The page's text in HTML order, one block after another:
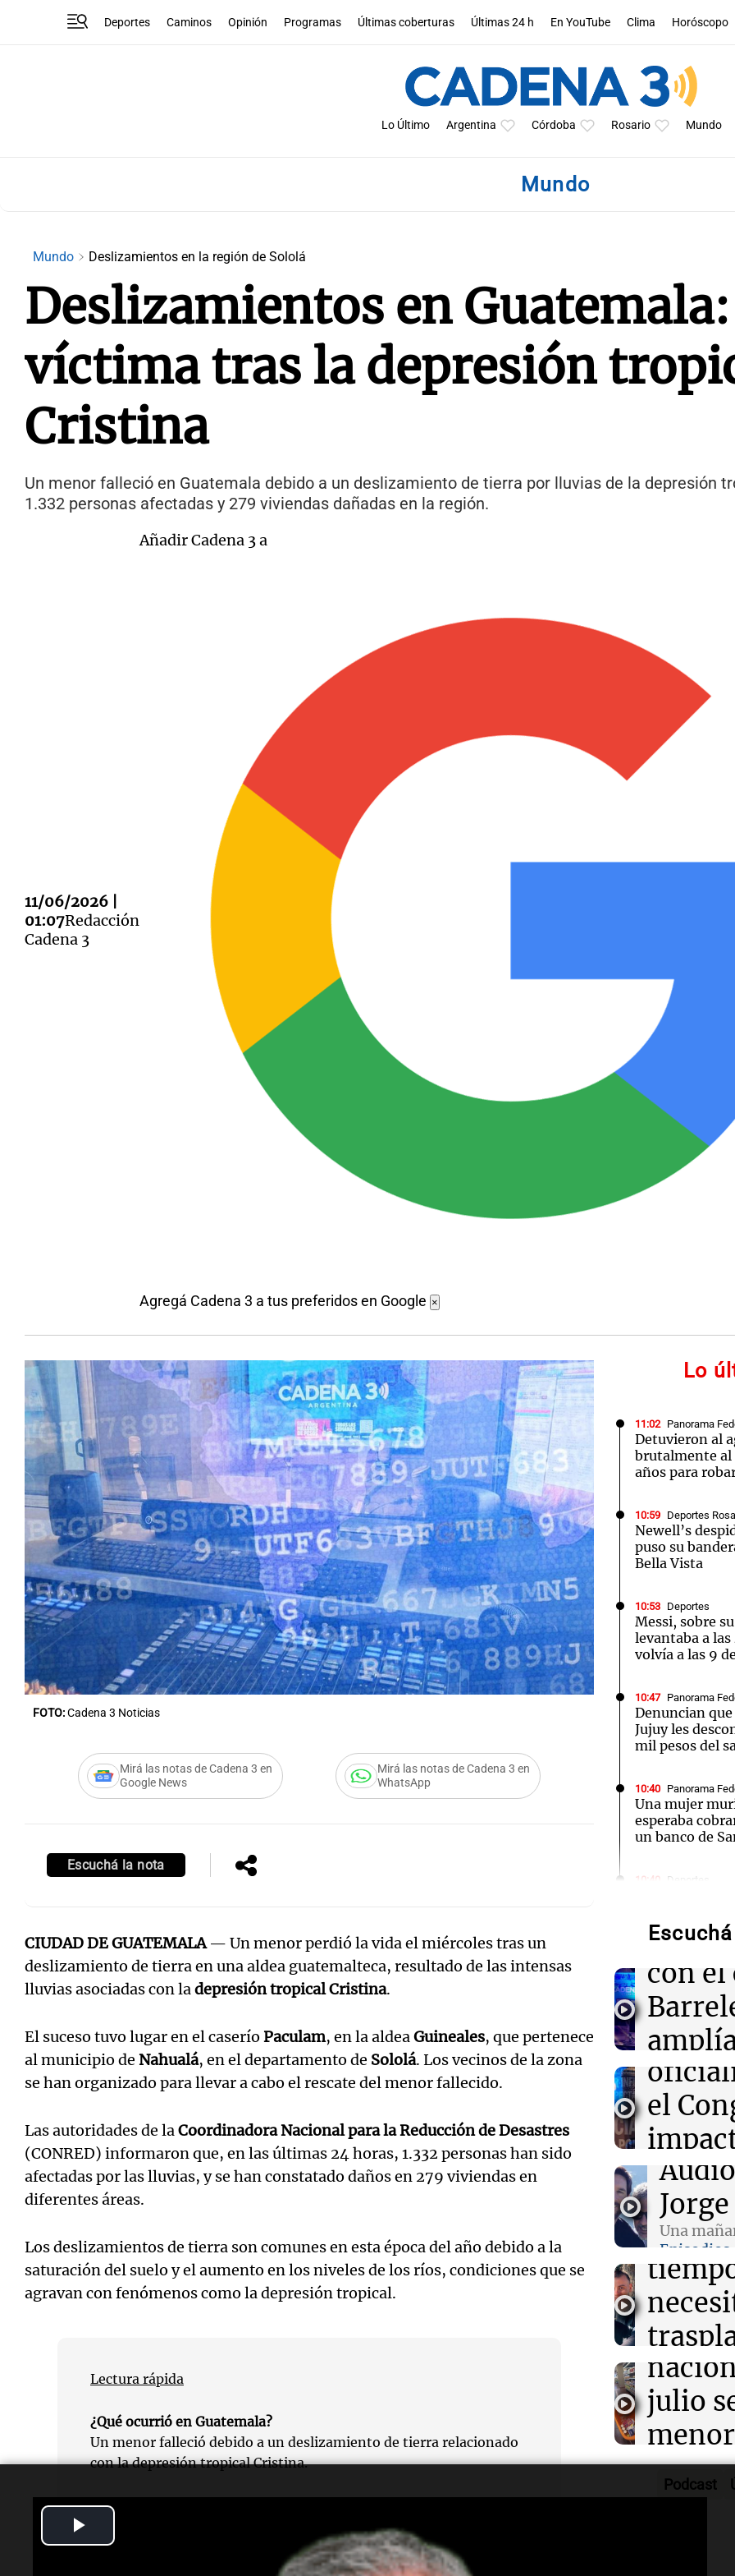
Deportes Caminos Opinión Programas Últimas coberturas Últimas 24 h En YouTube Clima Horóscopo
Lo Último Argentina Córdoba Rosario Mundo
Mundo
Mundo Deslizamientos en la región de Sololá
Deslizamientos en
víctima tras la depresión
Cristina
Un menor falleció en Guatemala debido a un deslizamiento de tierra por lluvias de la depresión
1.332 personas afectadas y 279 viviendas dañadas en la región.
11/06/2026 |
01:07Redacción
Cadena 3
Añadir Cadena 3 a
Agregá Cadena 3 a tus preferidos en Google ×
FOTO:Cadena 3 Noticias
Mirá las notas de Cadena 3 en
Google News
Mirá las notas de Cadena 3 en
WhatsApp
Escuchá la nota
CIUDAD DE GUATEMALA— Un menor perdió la vida el miércoles tras un
deslizamiento de tierra en una aldea guatemalteca, resultado de las intensas
lluvias asociadas con ladepresión tropical Cristina.
El suceso tuvo lugar en el caserío Paculam, en la aldeaGuineales, que pertenece
al municipio de Nahualá, en el departamento de Sololá. Los vecinos de la zona
se han organizado para llevar a cabo el rescate del menor fallecido.
Las autoridades de laCoordinadora Nacional para la Reducción de Desastres
(CONRED) informaron que, en las últimas 24 horas, 1.332 personas han sido
afectadas por las lluvias, y se han constatado daños en 279 viviendas en
diferentes áreas.
Los deslizamientos de tierra son comunes en esta época del año debido a la
saturación del suelo y el aumento en los niveles de los ríos, condiciones que se
agravan con fenómenos como la depresión tropical.
Lectura rápida
¿Qué ocurrió en Guatemala?
Un menor falleció debido a un deslizamiento de tierra relacionado
con la depresión tropical Cristina.
¿Dónde sucedió el incidente?
El deslizamiento ocurrió en el caserío Paculam, en la aldea
Guineales, municipio de Nahualá.
Lo
11:02 Panorama
Detuvieron al
brutalmente al
años para
10:59 Deportes
Newell’s
puso su
Bella Vista
10:53 Deportes
Messi, sobre
levantaba a
volvía a las 9
10:47 Panorama
Denuncian
Jujuy les
mil pesos del
10:40 Panorama
Una mujer
esperaba
un banco de
10:40 Deportes
marcó una era
10:38 Sociedad
Tras la muerte
suspendieron
de Leones FC
¡Momento
de Desakta2
en el Movistar
Vandalismo
Tucumán:
luminarias
Audio.
con el
Panorama
Episodios
Audio.
de la
el
Panorama
Episodios
Una
Episodios
Audio.
a los
lucha
poder
Una
Episodios
Audio.
que la
julio
CABA
Audio.
contra
Audio.
Podcast
Notas
Mundial 2026 La Sole en Cadena 3 Cadena 3